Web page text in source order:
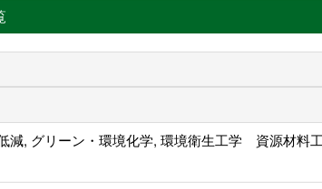
減, グリーン・環境化学, 環境衛生工学 資源材料